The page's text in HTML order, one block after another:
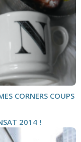
CORNERS COUPS
2014 !